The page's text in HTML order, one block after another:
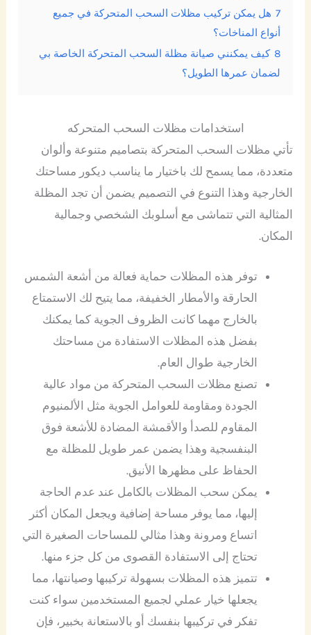
7 هل يمكن تركيب مظلات السحب المتحركة في جميع
أنواع المناخات؟
8 كيف يمكنني صيانة مظلة السحب المتحركة الخاصة بي
لضمان عمرها الطويل؟
استخدامات مظلات السحب المتحركه
تأتي مظلات السحب المتحركة بتصاميم متنوعة وألوان
متعددة، مما يسمح لك باختيار ما يناسب ديكور مساحتك
الخارجية وهذا التنوع في التصميم يضمن أن تجد المظلة
المثالية التي تتماشى مع أسلوبك الشخصي وجمالية
المكان.
توفر هذه المظلات حماية فعالة من أشعة الشمس
الحارقة والأمطار الخفيفة، مما يتيح لك الاستمتاع
بالخارج مهما كانت الظروف الجوية كما يمكنك
بفضل هذه المظلات الاستفادة من مساحتك
الخارجية طوال العام.
تصنع مظلات السحب المتحركة من مواد عالية
الجودة ومقاومة للعوامل الجوية مثل الألمنيوم
المقاوم للصدأ والأقمشة المضادة للأشعة فوق
البنفسجية وهذا يضمن عمر طويل للمظلة مع
الحفاظ على مظهرها الأنيق.
يمكن سحب المظلات بالكامل عند عدم الحاجة
إليها، مما يوفر مساحة إضافية ويجعل المكان أكثر
اتساع ومرونة وهذا مثالي للمساحات الصغيرة التي
تحتاج إلى الاستفادة القصوى من كل جزء منها.
تتميز هذه المظلات بسهولة تركيبها وصيانتها، مما
يجعلها خيار عملي لجميع المستخدمين سواء كنت
تفكر في تركيبها بنفسك أو بالاستعانة بخبير، فإن